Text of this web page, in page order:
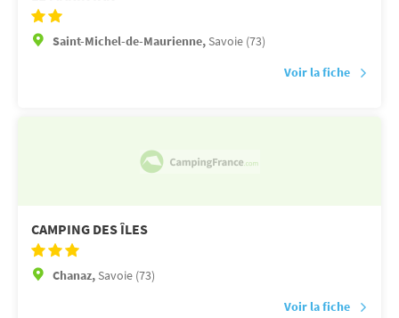
Saint-Michel-de-Maurienne, Savoie (73)
Voir la fiche
CAMPING DES ÎLES
Chanaz, Savoie (73)
Voir la fiche